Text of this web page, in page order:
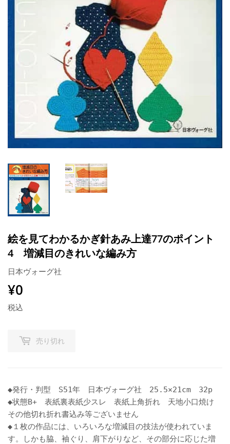
絵を見てわかるかぎ針あみ上達77のポイント
4 増減目のきれいな編み方
日本ヴォーグ社
¥0
税込
売り切れ
◆発行・判型 S51年 日本ヴォーグ社 25.5×21cm 32p
◆状態B+ 表紙裏表紙少スレ 表紙上角折れ 天地小口焼け
その他切れ折れ書込み等ございません
◆１枚の作品には、いろいろな増減目の技法が使われていま
す。しかも脇、袖ぐり、肩下がりなど、その部分に応じた増